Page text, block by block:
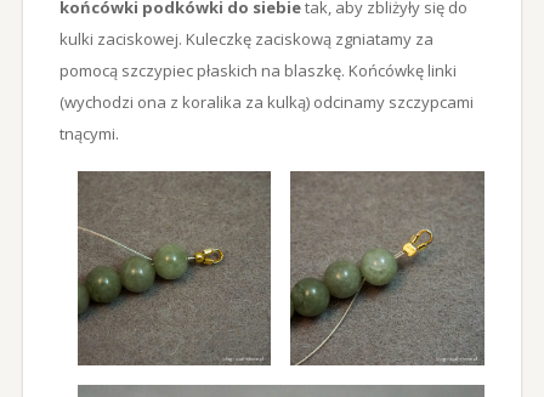
końcówki podkówki do siebietak, aby zbliżyły się do
kulki zaciskowej. Kuleczkę zaciskową zgniatamy za
pomocą szczypiec płaskich na blaszkę. Końcówkę linki
(wychodzi ona z koralika za kulką) odcinamy szczypcami
tnącymi.